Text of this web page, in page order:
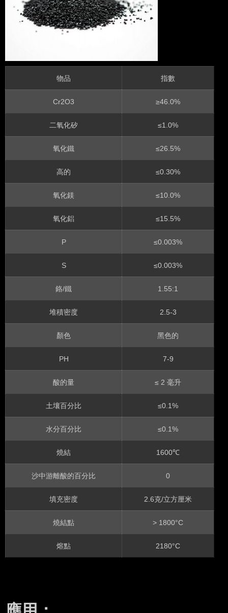
物品 指數
Cr2O3 ≥46.0%
二氧化矽 ≤1.0%
氧化鐵 ≤26.5%
高的 ≤0.30%
氧化鎂 ≤10.0%
氧化鋁 ≤15.5%
P ≤0.003%
S ≤0.003%
鉻/鐵 1.55:1
堆積密度 2.5-3
顏色 黑色的
PH 7-9
酸的量 ≤ 2 毫升
土壤百分比 ≤0.1%
水分百分比 ≤0.1%
燒結 1600℃
沙中游離酸的百分比 0
填充密度 2.6克/立方厘米
燒結點 > 1800°C
熔點 2180°C